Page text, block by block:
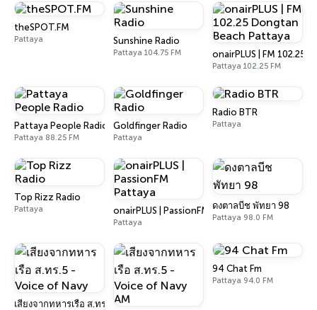
theSPOT.FM
Pattaya Sunshine Radio
Pattaya 104.75 FM onairPLUS | FM 102.25
Pattaya 102.25 FM
Pattaya People Radio
Pattaya 88.25 FM
Goldfinger Radio
Pattaya
Radio BTR
Pattaya
Top Rizz Radio
Pattaya onairPLUS | PassionFM Pattaya
Pattaya
ดงตาลบีช พัทยา 98
Pattaya 98.0 FM
เสียงจากทหารเรือ ส.ทร.5 - Voice of Navy
94 Chat Fm
Pattaya 94.0 FM